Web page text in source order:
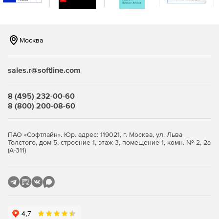
с поддержкой сенсорного ввода – разработка на
интерфейсом для разработки
платформе Windows Phone.
JustCode – анализ исходного кода, проверка ошибок,
среда для создания модульных тестов.
устранения узких мест и достижения оптимальной
Москва
sales.r@softline.com
8 (495) 232-00-60
8 (800) 200-08-60
ПАО «Софтлайн». Юр. адрес: 119021, г. Москва, ул. Льва
Толстого, дом 5, строение 1, этаж 3, помещение 1, комн. № 2, 2а
(А-311)